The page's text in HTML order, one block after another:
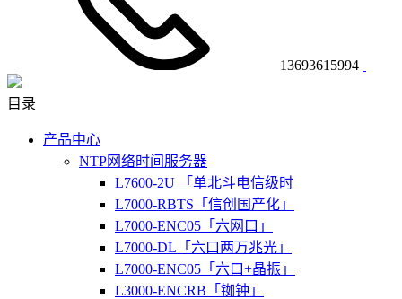
13693615994
目录
产品中心
NTP网络时间服务器
L7600-2U 「单北斗电信级时
L7000-RBTS「信创国产化」
L7000-ENC05「六网口」
L7000-DL「六口两万兆光」
L7000-ENC05「六口+晶振」
L3000-ENCRB「铷钟」